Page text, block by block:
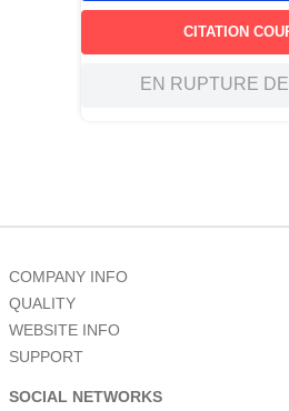
CITATION
EN RUPTURE
COMPANY INFO
QUALITY
WEBSITE INFO
SUPPORT
SOCIAL NETWORKS